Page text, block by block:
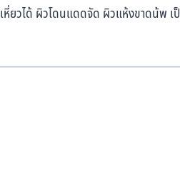
หี่ยวได้ ผิวโดนแดดจัด ผิวแห้งขาดน้พ